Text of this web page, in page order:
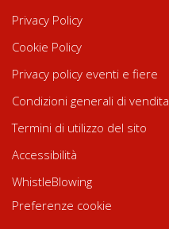
Privacy Policy
Cookie Policy
Privacy policy eventi e fiere
Condizioni generali di vendita
Termini di utilizzo del sito
Accessibilità
WhistleBlowing
Preferenze cookie